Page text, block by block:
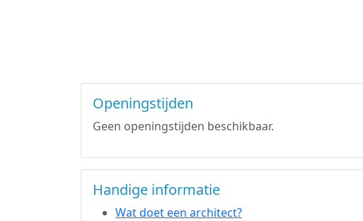
Openingstijden
Geen openingstijden beschikbaar.
Handige informatie
Wat doet een architect?